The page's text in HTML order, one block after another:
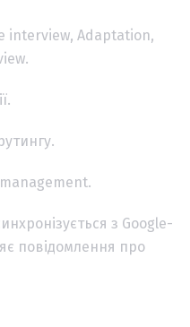
interview, Adaptation,
з Google-
повідомлення про